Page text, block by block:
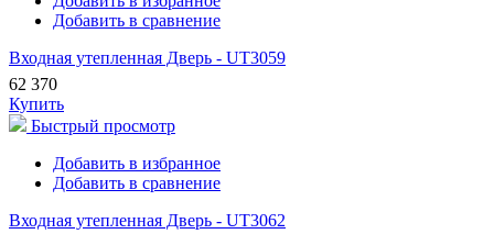
Добавить в сравнение
Входная утепленная Дверь - UT3059
62 370
Купить
Быстрый просмотр
Добавить в избранное
Добавить в сравнение
Входная утепленная Дверь - UT3062